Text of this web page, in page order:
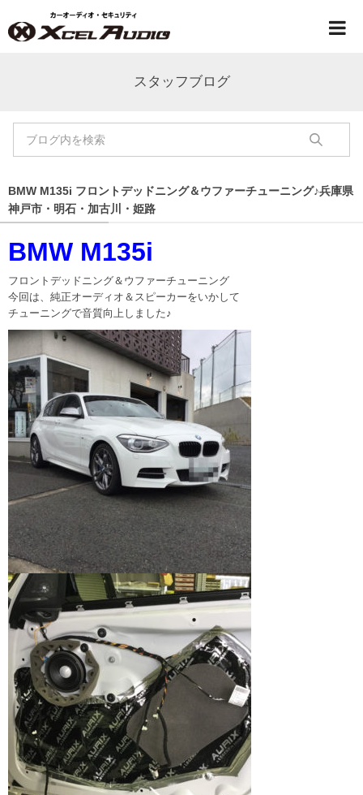
スタッフブログ
BMW M135i フロントデッドニング＆ウファーチューニング♪兵庫県
神戸市・明石・加古川・姫路
BMW M135i
フロントデッドニング＆ウファーチューニング
今回は、純正オーディオ＆スピーカーをいかして
チューニングで音質向上しました♪